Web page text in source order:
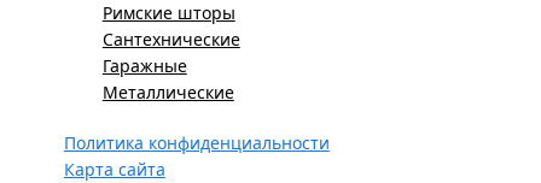
Римские шторы
Сантехнические
Гаражные
Металлические
Политика конфиденциальности
Карта сайта